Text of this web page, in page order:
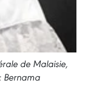
de Malaisie,
Bernama